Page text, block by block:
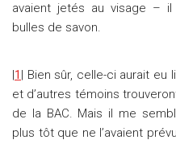
avaient jetés au visage – il
bulles de savon.
|1 | Bien sûr, celle-ci aurait
et d’autres témoins
de la BAC. Mais il me
plus tôt que ne l’avaient